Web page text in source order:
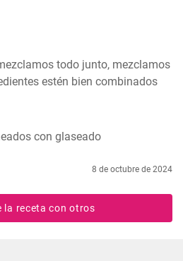
todo junto, mezclamos
estén bien combinados
con glaseado
8 de octubre de 2024
la receta con otros